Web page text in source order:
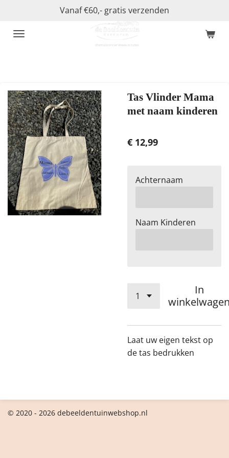
naar
Vanaf €60,- gratis verzenden
Tas Vlinder Mama
met naam kinderen
€ 12,99
Achternaam
Naam Kinderen
In
Laat uw eigen tekst op
de tas bedrukken
© 2020 - 2026 debeeldentuinwebshop.nl